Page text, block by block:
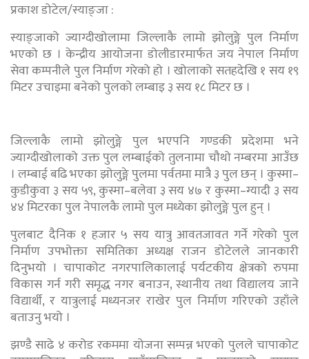
प्रकाश डोटेल/स्याङ्जा :
स्याङ्जाको ज्याग्दीखोलामा जिल्लाकै लामो झोलुङ्गे पुल निर्माण
भएको छ । केन्द्रीय आयोजना डोलीडारमार्फत जय नेपाल निर्माण
सेवा कम्पनीले पुल निर्माण गरेको हो । खोलाको सतहदेखि १ सय १९
मिटर उचाइमा बनेको पुलको लम्बाइ ३ सय १८ मिटर छ ।
जिल्लाकै लामो झोलुङ्गे पुल भएपनि गण्डकी प्रदेशमा भने
ज्याग्दीखोलाको उक्त पुल लम्बाईको तुलनामा चौथो नम्बरमा आउँछ
। लम्बाई बढि भएका झोलुङ्गे पुलमा पर्वतमा मात्रै ३ पुल छन् । कुस्मा–
कुडीकुवा ३ सय ५९, कुस्मा–बलेवा ३ सय ४७ र कुस्मा–ग्यादी ३ सय
४४ मिटरका पुल नेपालकै लामो पुल मध्येका झोलुङ्गे पुल हुन् ।
पुलबाट दैनिक १ हजार ५ सय यात्रु आवतजावत गर्ने गरेको पुल
निर्माण उपभोक्ता समितिका अध्यक्ष राजन डोटेलले जानकारी
दिनुभयो । चापाकोट नगरपालिकालाई पर्यटकीय क्षेत्रको रुपमा
विकास गर्न गरी समृद्ध नगर बनाउन, स्थानीय तथा विद्यालय जाने
विद्यार्थी, र यात्रुलाई मध्यनजर राखेर पुल निर्माण गरिएको उहाँले
बताउनु भयो ।
झण्डै साढे ४ करोड रकममा योजना सम्पन्न भएको पुलले चापाकोट